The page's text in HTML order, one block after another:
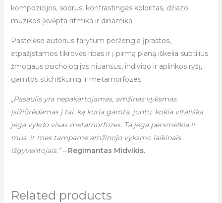
kompozicijos, sodrus, kontrastingas koloritas, džiazo
muzikos įkvėpta ritmika ir dinamika.
Pastelėse autorius tarytum peržengia įprastos,
atpažįstamos tikrovės ribas ir į pirmą planą iškelia subtilius
žmogaus psichologijos niuansus, individo ir aplinkos ryšį,
gamtos stichiškumą ir metamorfozes.
„Pasaulis yra nepakartojamas, amžinas vyksmas.
Įsižiūrėdamas į tai, ką kuria gamta, juntu, kokia vitališka
jėga vykdo visas metamorfozes. Ta jėga persmelkia ir
mus, ir mes tampame amžinojo vyksmo laikinais
išgyventojais.” – Regimantas Midvikis.
Related products